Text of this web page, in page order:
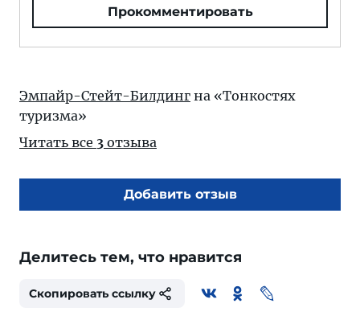
Прокомментировать
Эмпайр-Стейт-Билдинг на «Тонкостях
туризма»
Читать все 3 отзыва
Добавить отзыв
Делитесь тем, что нравится
Скопировать ссылку